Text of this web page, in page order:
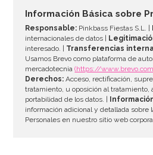
Información Básica sobre
Responsable: Pinkbass Fiestas S.L. |
internacionales de datos |
interesado. | Transferencias
Usamos Brevo como plataforma de
mercadotecnia(https://
Derechos: Acceso, rectificación,
tratamiento, u oposición al tratamiento,
portabilidad de los datos. |
información adicional y detallada sobre
Personales en nuestro sitio web